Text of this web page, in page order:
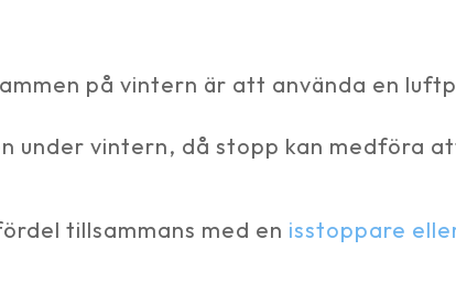
på vintern är att använda en
under vintern, då stopp kan medföra
tillsammans med en isstoppare